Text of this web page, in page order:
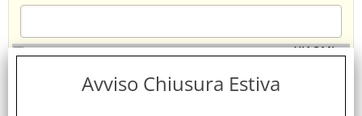
LOGISTICA
DROPSHIPPING
SINCRONIZZATI CON NOI
Categoria: NEGOZI ON LINE>ACCESSORI TELEFONIA> XIAOMI
Avviso Chiusura Estiva